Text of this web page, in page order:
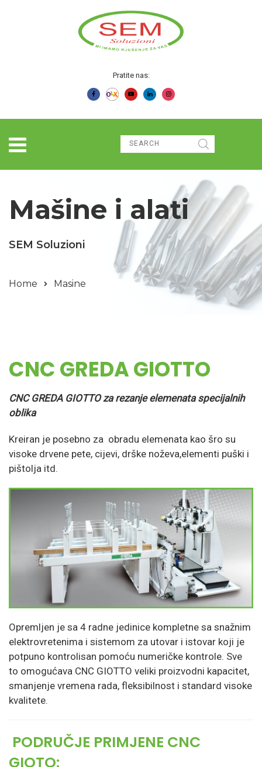
Pratite nas:
Mašine i alati
SEM Soluzioni
Home Masine
CNC GREDA GIOTTO
CNC GREDA GIOTTO za rezanje elemenata specijalnih
oblika
Kreiran je posebno za obradu elemenata kao šro su
visoke drvene pete, cijevi, drške noževa,elementi puški i
pištolja itd.
Opremljen je sa 4 radne jedinice kompletne sa snažnim
elektrovretenima i sistemom za utovar i istovar koji je
potpuno kontrolisan pomoću numeričke kontrole. Sve
to omogućava CNC GIOTTO veliki proizvodni kapacitet,
smanjenje vremena rada, fleksibilnost i standard visoke
kvalitete.
PODRUČJE PRIMJENE CNC
GIOTO: